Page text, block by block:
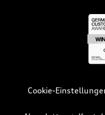
Cookie-